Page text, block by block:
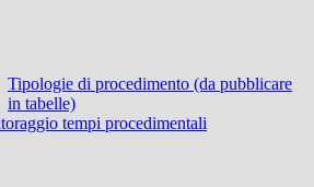
Tipologie di procedimento (da pubblicare
in tabelle)
tempi procedimentali